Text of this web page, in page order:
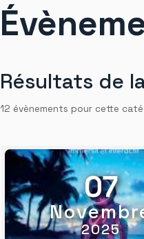
Résultats de
12 évènements pour cette
07
2025